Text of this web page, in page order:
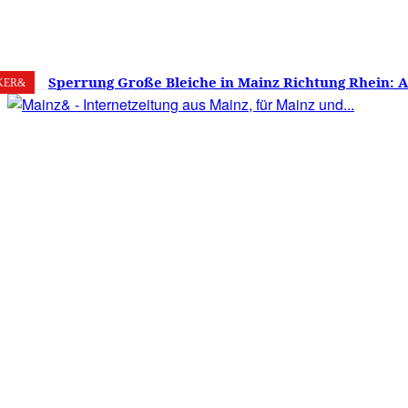
7. August 2026 22 Mainz
Sperrung Große Bleiche in Mainz Richtung Rhein:
verwirrt, Mainzer stinksauer – Haben die Mainzer